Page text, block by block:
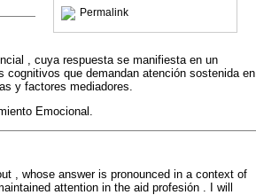
Permalink
, cuya respuesta se manifiesta en un
que demandan atención sostenida en
y factores mediadores.
Emocional.
, whose answer is pronounced in a context of
attention in the aid profesión . I will